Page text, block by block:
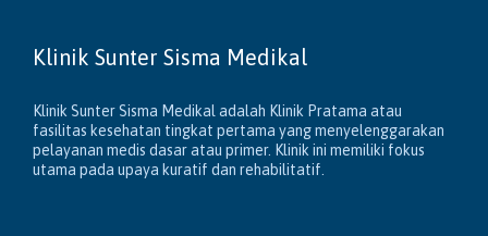
Klinik Sunter Sisma Medikal
Klinik Sunter Sisma Medikal adalah Klinik Pratama atau
fasilitas kesehatan tingkat pertama yang menyelenggarakan
pelayanan medis dasar atau primer. Klinik ini memiliki fokus
utama pada upaya kuratif dan rehabilitatif.